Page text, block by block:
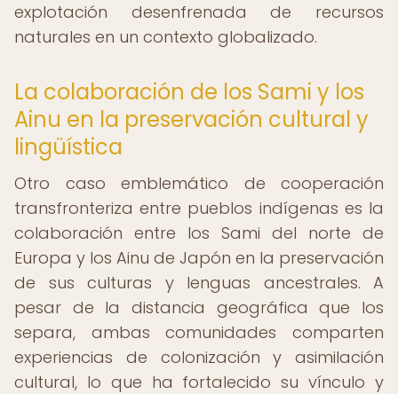
explotación desenfrenada de recursos
naturales en un contexto globalizado.
La colaboración de los Sami y los
Ainu en la preservación cultural y
lingüística
Otro caso emblemático de cooperación
transfronteriza entre pueblos indígenas es la
colaboración entre los Sami del norte de
Europa y los Ainu de Japón en la preservación
de sus culturas y lenguas ancestrales. A
pesar de la distancia geográfica que los
separa, ambas comunidades comparten
experiencias de colonización y asimilación
cultural, lo que ha fortalecido su vínculo y